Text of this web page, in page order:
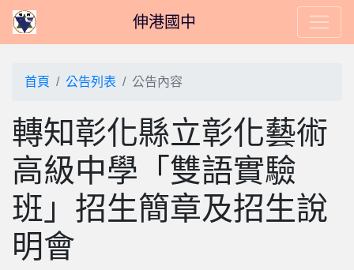
伸港國中
首頁 公告列表 公告內容
轉知彰化縣立彰化藝術
高級中學「雙語實驗
班」招生簡章及招生說
明會